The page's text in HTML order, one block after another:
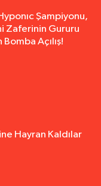
Şampiyonu,
Zaferinin Gururu
Açılış!
Hayran Kaldılar